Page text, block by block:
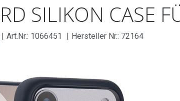
SILIKON CASE
| Art.Nr.: 1066451 | Hersteller Nr.: 72164